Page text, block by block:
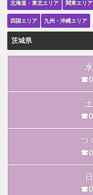
北海道・東北エリア 関東エリア
四国エリア 九州・沖縄エリア
茨城県
つ